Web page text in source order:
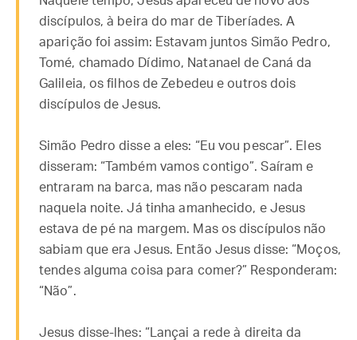
discípulos, à beira do mar de Tiberíades. A
aparição foi assim: Estavam juntos Simão Pedro,
Tomé, chamado Dídimo, Natanael de Caná da
Galileia, os filhos de Zebedeu e outros dois
discípulos de Jesus.
Simão Pedro disse a eles: “Eu vou pescar”. Eles
disseram: “Também vamos contigo”. Saíram e
entraram na barca, mas não pescaram nada
naquela noite. Já tinha amanhecido, e Jesus
estava de pé na margem. Mas os discípulos não
sabiam que era Jesus. Então Jesus disse: “Moços,
tendes alguma coisa para comer?” Responderam:
“Não”.
Jesus disse-lhes: “Lançai a rede à direita da